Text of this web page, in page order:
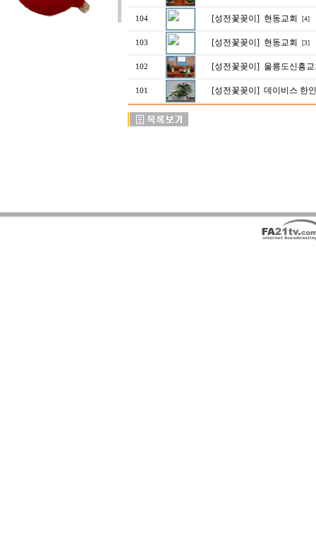
104 [성전꽃꽂이] 현동교회 [4]
103 [성전꽃꽂이] 현동교회 [3]
102 [성전꽃꽂이] 울릉도신흥
101 [성전꽃꽂이] 데이비스 한